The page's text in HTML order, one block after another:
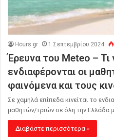
Hours.gr 1 Σεπτεμβρίου 2024
Έρευνα του Meteo – Τι
ενδιαφέρονται οι
φαινόμενα και τους
Σε χαμηλά επίπεδα κινείται το
μαθητών/τριών σε όλη την Ελλάδα
Διαβάστε περισσότερα »